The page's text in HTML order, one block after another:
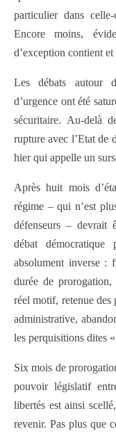
particulier dans
Encore moins,
d’exception contient
Les débats autour
d’urgence ont été
sécuritaire. Au-delà
rupture avec l’Etat de
hier qui appelle un
Après huit mois
régime – qui n’est
défenseurs – devrait
débat démocratique
absolument inverse
durée de
réel motif, retenue des
administrative,
les perquisitions dites
Six mois de
pouvoir législatif
libertés est ainsi
revenir. Pas plus que